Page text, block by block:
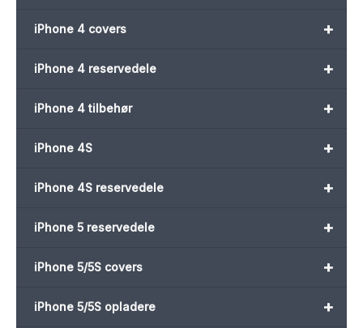
+
iPhone 4 covers
+
iPhone 4 reservedele
+
iPhone 4 tilbehør
+
iPhone 4S
+
iPhone 4S reservedele
+
iPhone 5 reservedele
+
iPhone 5/5S covers
+
iPhone 5/5S opladere